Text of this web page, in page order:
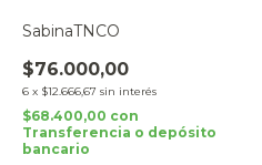
SabinaTNCO
$76.000,00
6 x $12.666,67 sin interés
$68.400,00 con
Transferencia o depósito
bancario